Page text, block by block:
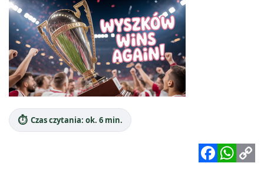
⏱️ Czas czytania: ok. 6 min.